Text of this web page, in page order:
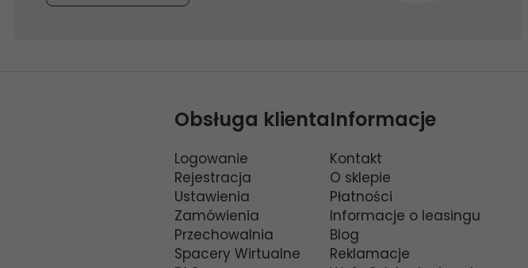
Obsługa klienta
Logowanie
Rejestracja
Ustawienia
Zamówienia
Przechowalnia
Spacery Wirtualne
Informacje
Kontakt
O sklepie
Płatności
Informacje o leasingu
Blog
Reklamacje